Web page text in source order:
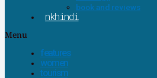
book and reviews
nkhindi
Menu
features
women
tourism